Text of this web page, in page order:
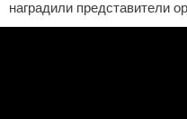
наградили представители